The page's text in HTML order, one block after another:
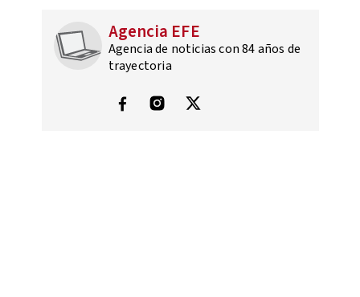
Agencia EFE
Agencia de noticias con 84 años de
trayectoria